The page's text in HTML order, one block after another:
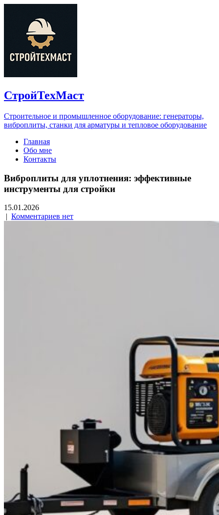
СтройТехМаст
Строительное и промышленное оборудование: генераторы,
виброплиты, станки для арматуры и тепловое оборудование
Главная
Обо мне
Контакты
Виброплиты для уплотнения: эффективные
инструменты для стройки
15.01.2026
| Комментариев нет